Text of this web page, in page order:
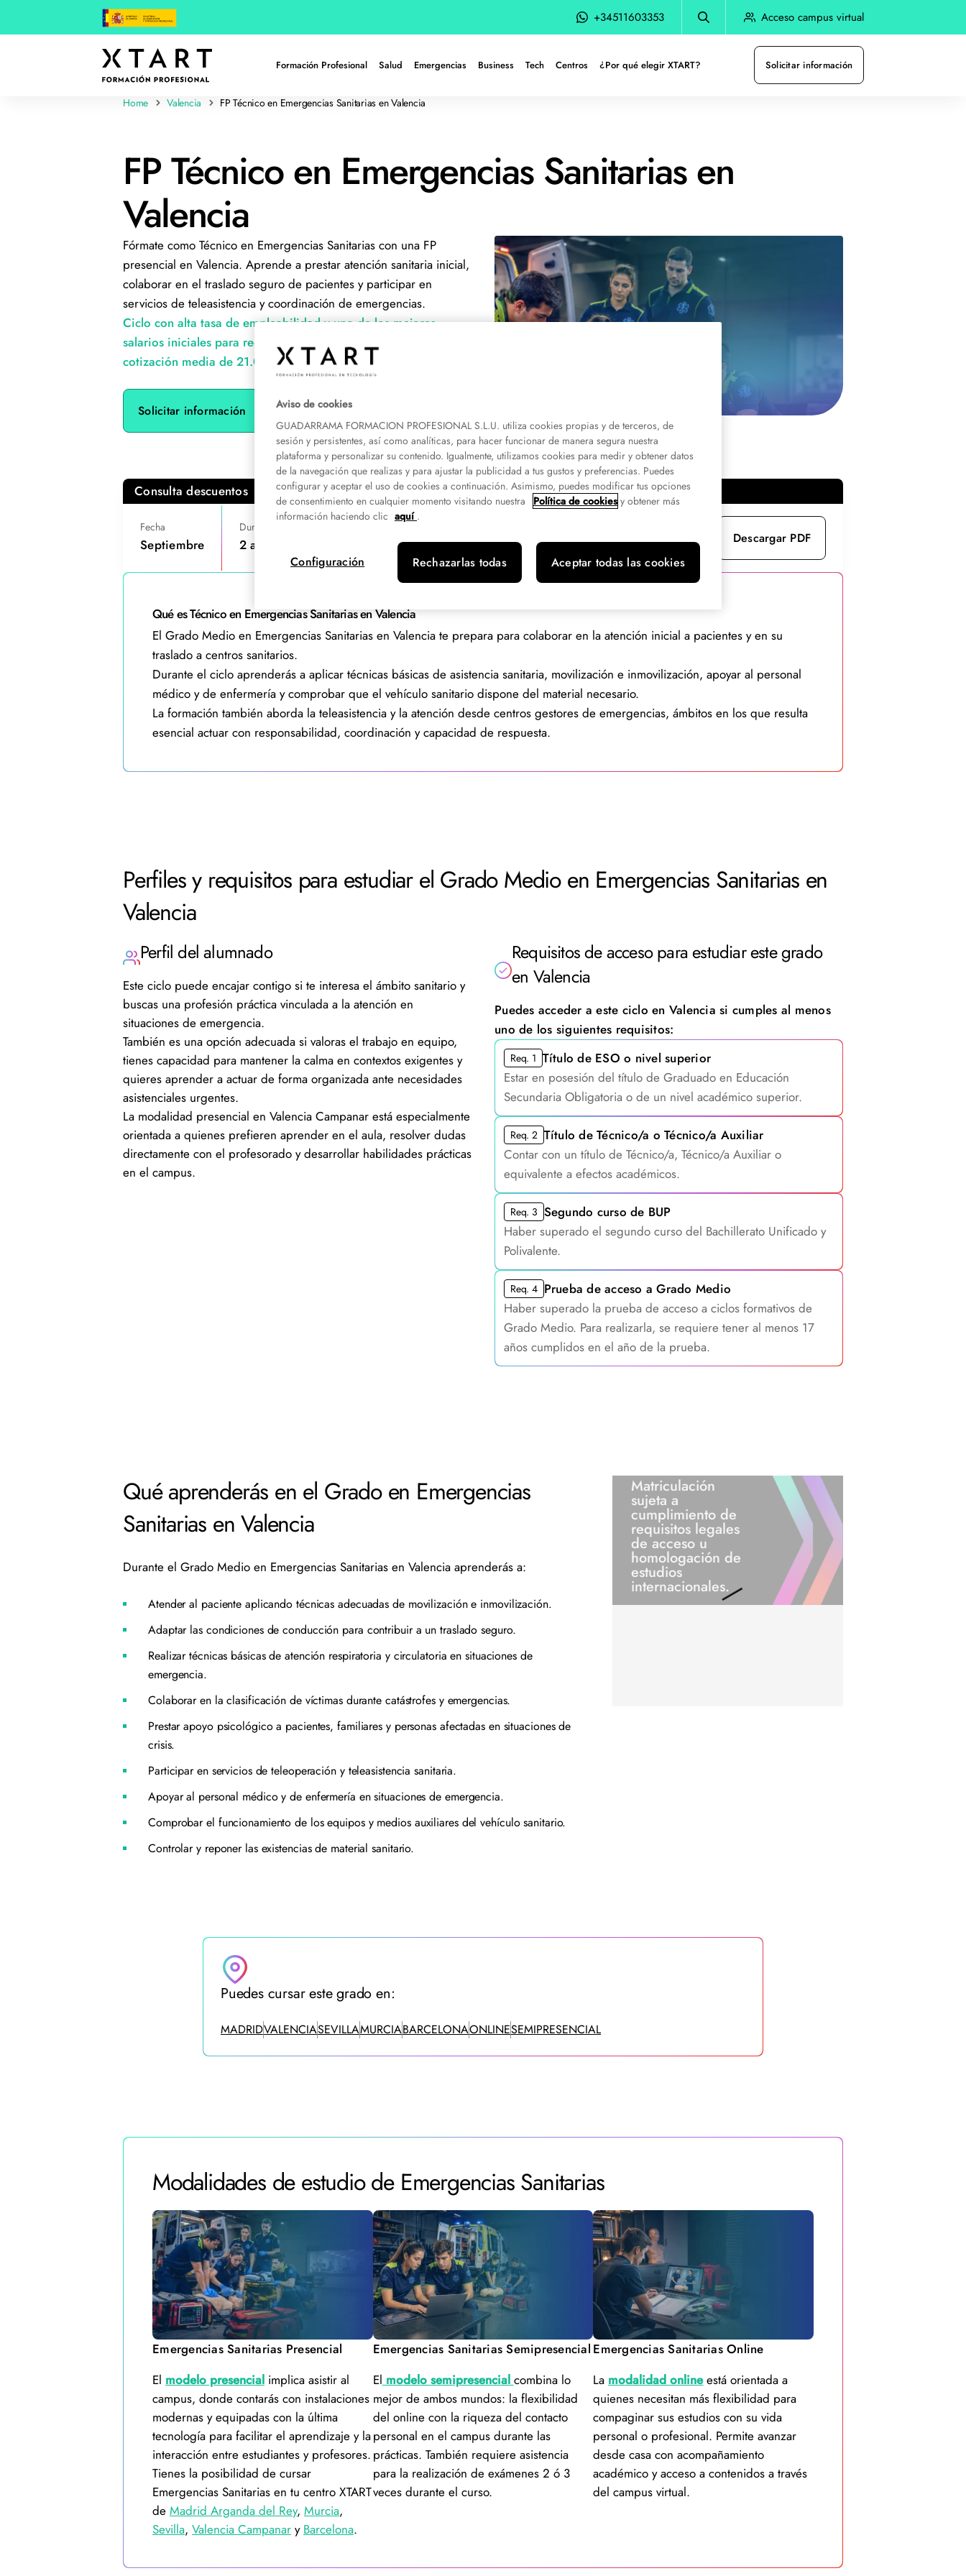
+34511603353 Acceso campus virtual
Formación Profesional Salud Emergencias Business Tech Centros ¿Por qué elegir XTART? Solicitar información
Home Valencia FP Técnico en Emergencias Sanitarias en Valencia
FP Técnico en Emergencias Sanitarias en
Valencia
Fórmate como Técnico en Emergencias Sanitarias con una FP
presencial en Valencia. Aprende a prestar atención sanitaria inicial,
colaborar en el traslado seguro de pacientes y participar en
servicios de teleasistencia y coordinación de emergencias.
Ciclo con alta tasa de empleabilidad y uno de los mejores
salarios iniciales para recién titulados, con una base de
cotización media de 21.000 euros.
Solicitar información
Consulta descuentos
Fecha
Septiembre
Duración
2 años
Campus
Valencia Campanar Presencial Descargar PDF
Qué es Técnico en Emergencias Sanitarias en Valencia
El Grado Medio en Emergencias Sanitarias en Valencia te prepara para colaborar en la atención inicial a pacientes y en su
traslado a centros sanitarios.
Durante el ciclo aprenderás a aplicar técnicas básicas de asistencia sanitaria, movilización e inmovilización, apoyar al personal
médico y de enfermería y comprobar que el vehículo sanitario dispone del material necesario.
La formación también aborda la teleasistencia y la atención desde centros gestores de emergencias, ámbitos en los que resulta
esencial actuar con responsabilidad, coordinación y capacidad de respuesta.
Perfiles y requisitos para estudiar el Grado Medio en Emergencias Sanitarias en
Valencia
Perfil del alumnado
Este ciclo puede encajar contigo si te interesa el ámbito sanitario y
buscas una profesión práctica vinculada a la atención en
situaciones de emergencia.
También es una opción adecuada si valoras el trabajo en equipo,
tienes capacidad para mantener la calma en contextos exigentes y
quieres aprender a actuar de forma organizada ante necesidades
asistenciales urgentes.
La modalidad presencial en Valencia Campanar está especialmente
orientada a quienes prefieren aprender en el aula, resolver dudas
directamente con el profesorado y desarrollar habilidades prácticas
en el campus.
Requisitos de acceso para estudiar este grado
en Valencia
Puedes acceder a este ciclo en Valencia si cumples al menos
uno de los siguientes requisitos:
Req. 1 Título de ESO o nivel superior
Estar en posesión del título de Graduado en Educación
Secundaria Obligatoria o de un nivel académico superior.
Req. 2 Título de Técnico/a o Técnico/a Auxiliar
Contar con un título de Técnico/a, Técnico/a Auxiliar o
equivalente a efectos académicos.
Req. 3 Segundo curso de BUP
Haber superado el segundo curso del Bachillerato Unificado y
Polivalente.
Req. 4 Prueba de acceso a Grado Medio
Haber superado la prueba de acceso a ciclos formativos de
Grado Medio. Para realizarla, se requiere tener al menos 17
años cumplidos en el año de la prueba.
Qué aprenderás en el Grado en Emergencias
Sanitarias en Valencia
Durante el Grado Medio en Emergencias Sanitarias en Valencia aprenderás a:
Atender al paciente aplicando técnicas adecuadas de movilización e inmovilización.
Adaptar las condiciones de conducción para contribuir a un traslado seguro.
Realizar técnicas básicas de atención respiratoria y circulatoria en situaciones de
emergencia.
Colaborar en la clasificación de víctimas durante catástrofes y emergencias.
Prestar apoyo psicológico a pacientes, familiares y personas afectadas en situaciones de
crisis.
Participar en servicios de teleoperación y teleasistencia sanitaria.
Apoyar al personal médico y de enfermería en situaciones de emergencia.
Comprobar el funcionamiento de los equipos y medios auxiliares del vehículo sanitario.
Controlar y reponer las existencias de material sanitario.
Matriculación
sujeta a
cumplimiento de
requisitos legales
de acceso u
homologación de
estudios
internacionales.
Puedes cursar este grado en:
MADRIDVALENCIASEVILLAMURCIABARCELONAONLINESEMIPRESENCIAL
Modalidades de estudio de Emergencias Sanitarias
Emergencias Sanitarias Presencial
El modelo presencial implica asistir al
campus, donde contarás con instalaciones
modernas y equipadas con la última
tecnología para facilitar el aprendizaje y la
interacción entre estudiantes y profesores.
Tienes la posibilidad de cursar
Emergencias Sanitarias en tu centro XTART
de Madrid Arganda del Rey, Murcia,
Sevilla, Valencia Campanar y Barcelona.
Emergencias Sanitarias Semipresencial
El modelo semipresencial combina lo
mejor de ambos mundos: la flexibilidad
del online con la riqueza del contacto
personal en el campus durante las
prácticas. También requiere asistencia
para la realización de exámenes 2 ó 3
veces durante el curso.
Emergencias Sanitarias Online
La modalidad onlineestá orientada a
quienes necesitan más flexibilidad para
compaginar sus estudios con su vida
personal o profesional. Permite avanzar
desde casa con acompañamiento
académico y acceso a contenidos a través
del campus virtual.
Aviso de cookies
GUADARRAMA FORMACION PROFESIONAL S.L.U. utiliza cookies propias y de terceros, de
sesión y persistentes, así como analíticas, para hacer funcionar de manera segura nuestra
plataforma y personalizar su contenido. Igualmente, utilizamos cookies para medir y obtener datos
de la navegación que realizas y para ajustar la publicidad a tus gustos y preferencias. Puedes
configurar y aceptar el uso de cookies a continuación. Asimismo, puedes modificar tus opciones
de consentimiento en cualquier momento visitando nuestra
Política de cookies y obtener más
información haciendo clic aquí .
Rechazarlas todas Aceptar todas las cookies
Configuración